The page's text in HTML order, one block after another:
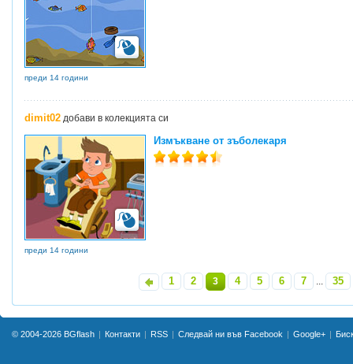
преди 14 години
dimit02 добави в колекцията си
Измъкване от зъболекаря
преди 14 години
1 2 3 4 5 6 7 ... 35»
© 2004-2026 BGflash Контакти RSS Следвай ни във Facebook Google+